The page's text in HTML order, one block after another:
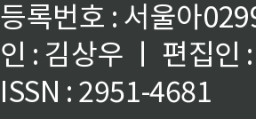
등록번호 : 서울아
인 : 김상우 ㅣ 편집인
ISSN : 2951-4681